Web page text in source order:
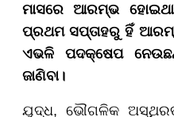
ମାସରେ ଆରମ୍ଭ
ପ୍ରଥମ ସପ୍ତାହରୁ ହିଁ
ଏଭଳି ପଦକ୍ଷେପ
ଜାଣିବା।
ଯୁଦ୍ଧ, ଭୌଗଳିକ